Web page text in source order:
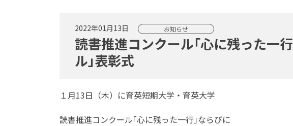
読書推進コンクール｢心に残った一
ル｣表彰式
2022年01月13日 お知らせ
１月13日（木）に育英短期大学・育英大学
読書推進コンクール｢心に残った一行｣ならびに